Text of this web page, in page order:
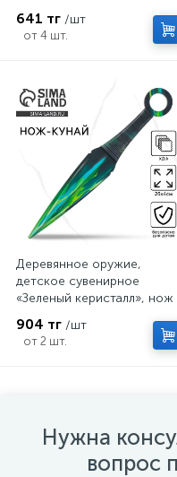
641 тг /шт
от 4 шт.
Деревянное оружие,
детское сувенирное
«Зеленый керисталл», нож
904 тг /шт
от 2 шт.
Нужна
вопрос